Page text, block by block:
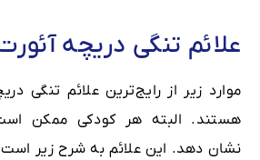
علائم تنگی دریچه
موارد زیر از رایج‌ترین علائم تنگی
هستند. البته هر کودکی ممکن است
نشان دهد. این علائم به شرح زیر